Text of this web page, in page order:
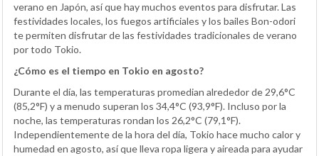
verano en Japón, así que hay muchos eventos para disfrutar. Las
festividades locales, los fuegos artificiales y los bailes Bon-odori
te permiten disfrutar de las festividades tradicionales de verano
por todo Tokio.
¿Cómo es el tiempo en Tokio en agosto?
Durante el día, las temperaturas promedian alrededor de 29,6°C
(85,2°F) y a menudo superan los 34,4°C (93,9°F). Incluso por la
noche, las temperaturas rondan los 26,2°C (79,1°F).
Independientemente de la hora del día, Tokio hace mucho calor y
humedad en agosto, así que lleva ropa ligera y aireada para ayudar